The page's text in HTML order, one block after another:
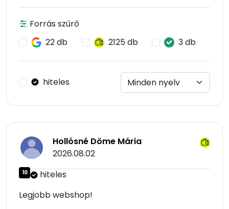
Forrás szűrő
22 db
2125 db 3 db
hiteles
Hollósné Döme Mária
2026.08.02
10
hiteles
Legjobb webshop!